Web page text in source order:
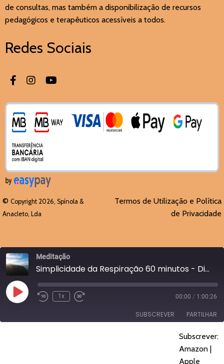
de consultas, mas também a disponibilização de recursos
pedagógicos e terapêuticos acessíveis a todos.
Redes Sociais
© Copyright 2026, Spínola &
Anacleto, Lda
Termos de Utilização e Política
de Privacidade
Meditação
Simplicidade da Respiração 60 minutos - Dia 146
Reproduzir
episódio
1x 00:00 / 1:00:26
SUBSCREVER PARTILHAR
Subscrever:
Amazon |
Apple